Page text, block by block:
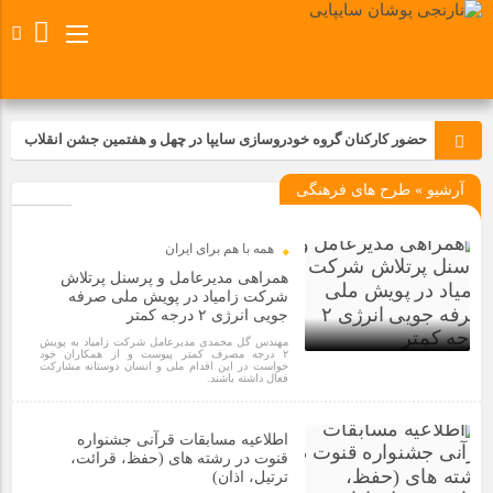
حضور کارکنان گروه خودروسازی سایپا در چهل و هفتمین جشن انقلاب
تجدید بیعت کارکنان شرکت پارس خودرو با آرمان های رهبر کبیر و فقید
مسابقات ورزشی در مگاموتوربا استقبال کارکنان برگزار شد
مراسم عزاداری و ذکرمصیبت سالروز شهادت امام محمدتقی(ع) در
شرکت زامیاد
دانش‌آموزان از خطوط تولید مگاموتور
آرشیو » طرح های فرهنگی
همه با هم برای ایران
همراهی مدیرعامل و پرسنل پرتلاش
شرکت زامیاد در پویش ملی صرفه
جویی انرژی ۲ درجه کمتر
مهندس گل محمدی مدیرعامل شرکت زامیاد به پویش
۲ درجه مصرف کمتر پیوست و از همکاران خود
خواست در این اقدام ملی و انسان دوستانه مشارکت
فعال داشته باشند.
اطلاعیه مسابقات قرآنی جشنواره
قنوت در رشته های (حفظ، قرائت،
ترتیل، اذان)